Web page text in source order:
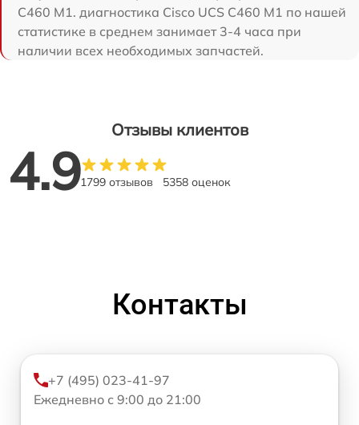
C460 M1. диагностика Cisco UCS C460 M1 по нашей
статистике в среднем занимает 3-4 часа при
наличии всех необходимых запчастей.
Отзывы клиентов
4.91799 отзывов 5358 оценок
Контакты
+7 (495) 023-41-97
Ежедневно с 9:00 до 21:00